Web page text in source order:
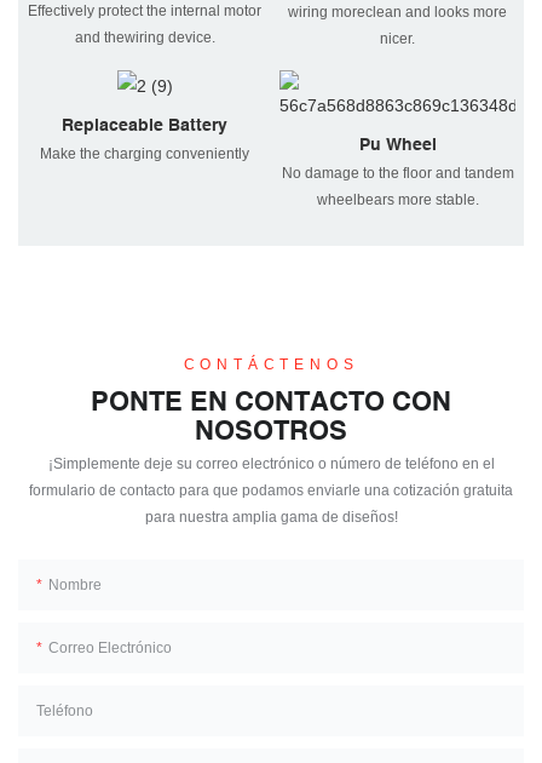
Effectively protect the internal motor
and thewiring device.
wiring moreclean and looks more
nicer.
Replaceable Battery
Make the charging conveniently
Pu Wheel
No damage to the floor and tandem
wheelbears more stable.
CONTÁCTENOS
PONTE EN CONTACTO CON
NOSOTROS
¡Simplemente deje su correo electrónico o número de teléfono en el
formulario de contacto para que podamos enviarle una cotización gratuita
para nuestra amplia gama de diseños!
Nombre
Correo Electrónico
Teléfono